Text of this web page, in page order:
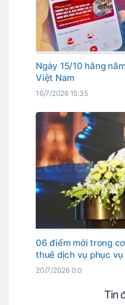
Ngày 15/10 hằng
Việt Nam
16/7/2026 15:35
06 điểm mới trong
thuê dịch vụ phục
20/7/2026 0:0
Tin